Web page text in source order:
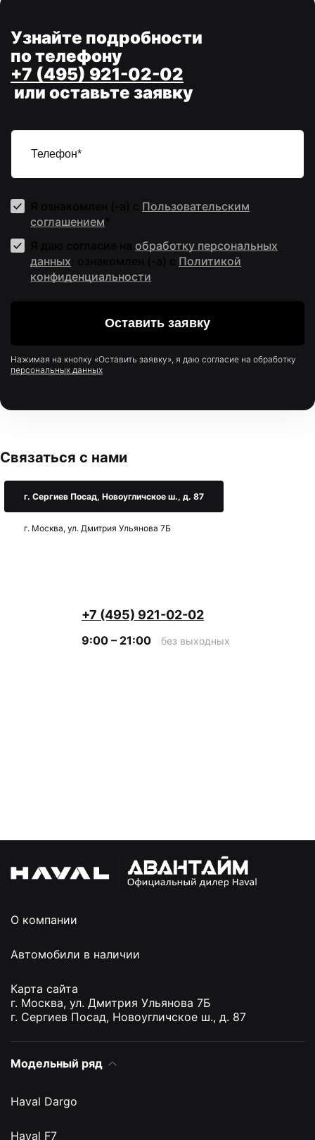
Узнайте подробности
по телефону
+7 (495) 921-02-02
или оставьте заявку
Пользовательским
соглашением
обработку персональных
данных
Политикой
конфиденциальности
Нажимая на кнопку «Оставить заявку», я даю согласие на обработку
персональных данных
Связаться с нами
г. Сергиев Посад, Новоугличское ш., д. 87
г. Москва, ул. Дмитрия Ульянова 7Б
+7 (495) 921-02-02
9:00 – 21:00 без выходных
О компании
Автомобили в наличии
Карта сайта
г. Москва, ул. Дмитрия Ульянова 7Б
г. Сергиев Посад, Новоугличское ш., д. 87
Модельный ряд
Haval Dargo
Haval F7